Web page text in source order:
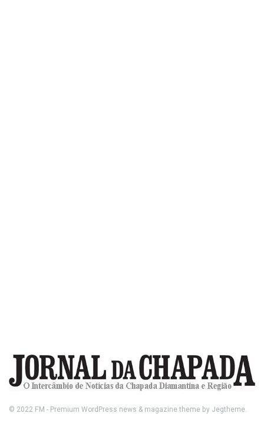
© 2022 FM - Premium WordPress news & magazine theme by Jegtheme.